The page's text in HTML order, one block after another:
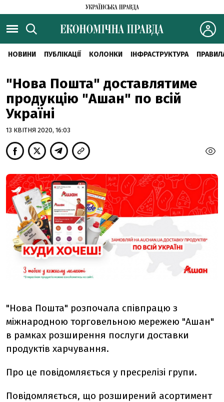
НОВИНИ ПУБЛІКАЦІЇ КОЛОНКИ ІНФРАСТРУКТУРА
"Нова Пошта" доставлятиме
продукцію "Ашан" по всій
Україні
13 КВІТНЯ 2020, 16:03
"Нова Пошта" розпочала співпрацю з
міжнародною торговельною мережею "Ашан"
в рамках розширення послуги доставки
продуктів харчування.
Про це повідомляється у пресрелізі групи.
Повідомляється, що розширений асортимент